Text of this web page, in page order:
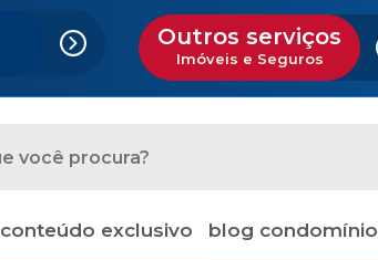
Outros serviços
Imóveis e Seguros
conteúdo exclusivo blog condomínio